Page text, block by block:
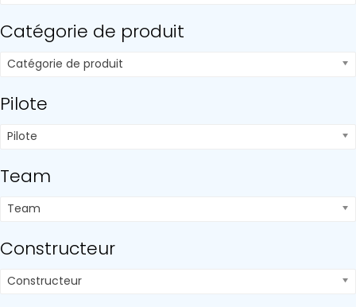
Catégorie de produit
Catégorie de produit
Pilote
Pilote
Team
Team
Constructeur
Constructeur